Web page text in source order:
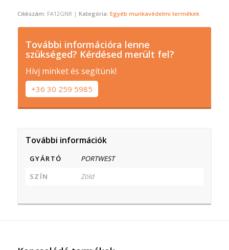
Cikkszám: FA12GNR Kategória: Egyéb munkavédelmi termékek
További információra lenne
szükséged? Kérdésed merült fel?
Hívj minket és segítünk!
+36 30 259 5985
További információk
GYÁRTÓ
PORTWEST
SZÍN
Zöld